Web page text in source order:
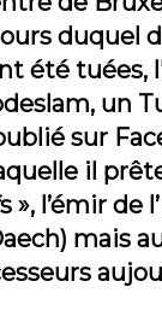
duquel
été tuées,
un
sur
il
», l’émir de
mais